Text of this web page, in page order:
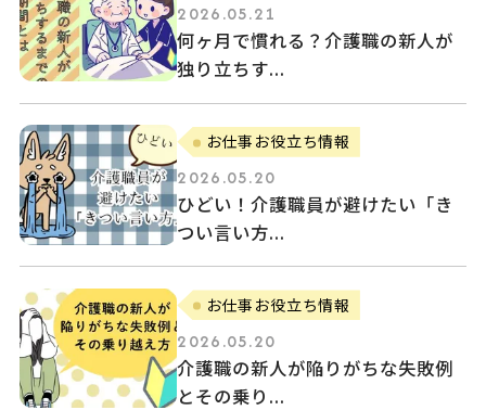
2026.05.21
何ヶ月で慣れる？介護職の新人が
独り立ちす...
お仕事お役立ち情報
2026.05.20
ひどい！介護職員が避けたい「き
つい言い方...
お仕事お役立ち情報
2026.05.20
介護職の新人が陥りがちな失敗例
とその乗り...